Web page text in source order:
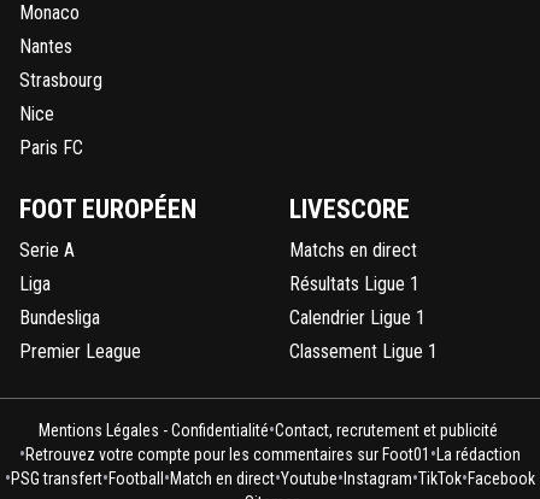
Monaco
Nantes
Strasbourg
Nice
Paris FC
FOOT EUROPÉEN
Serie A
Liga
Bundesliga
Premier League
LIVESCORE
Matchs en direct
Résultats Ligue 1
Calendrier Ligue 1
Classement Ligue 1
Mentions Légales - Confidentialité•Contact, recrutement et publicité
•Retrouvez votre compte pour les commentaires sur Foot01 • La rédaction
•PSG transfert•Football •Match en direct•Youtube• Instagram•TikTok•Facebook